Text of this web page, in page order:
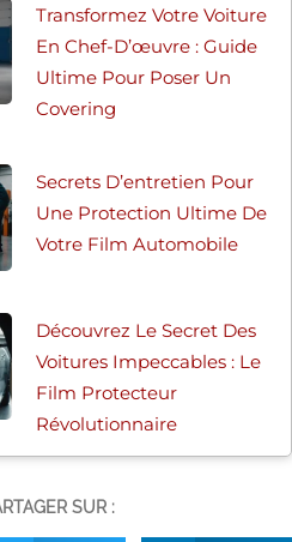
Transformez Votre Voiture
En Chef-D’œuvre : Guide
Ultime Pour Poser Un
Covering
Secrets D’entretien Pour
Une Protection Ultime De
Votre Film Automobile
Découvrez Le Secret Des
Voitures Impeccables : Le
Film Protecteur
Révolutionnaire
SUR :